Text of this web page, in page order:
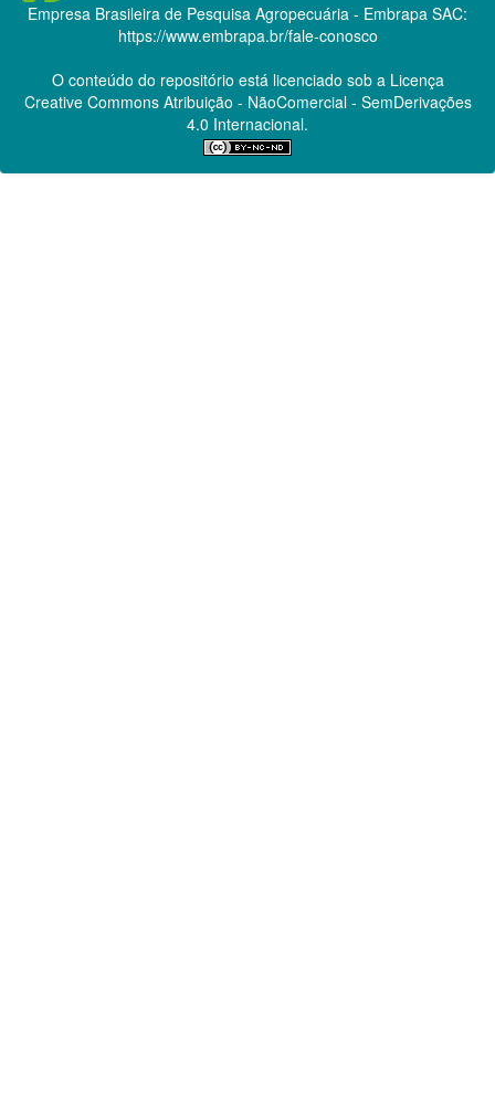
Empresa Brasileira de Pesquisa Agropecuária - Embrapa SAC:
https://www.embrapa.br/fale-conosco
O conteúdo do repositório está licenciado sob a Licença
Creative CommonsAtribuição - NãoComercial - SemDerivações
4.0 Internacional.